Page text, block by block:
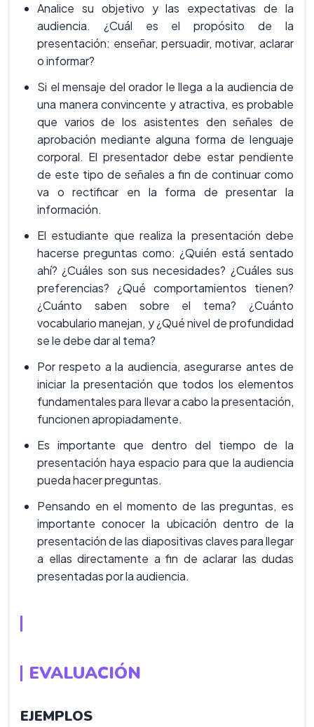
Analice su objetivo y las expectativas de la
audiencia. ¿Cuál es el propósito de la
presentación: enseñar, persuadir, motivar, aclarar
o informar?
Si el mensaje del orador le llega a la audiencia de
una manera convincente y atractiva, es probable
que varios de los asistentes den señales de
aprobación mediante alguna forma de lenguaje
corporal. El presentador debe estar pendiente
de este tipo de señales a fin de continuar como
va o rectificar en la forma de presentar la
información.
El estudiante que realiza la presentación debe
hacerse preguntas como: ¿Quién está sentado
ahí? ¿Cuáles son sus necesidades? ¿Cuáles sus
preferencias? ¿Qué comportamientos tienen?
¿Cuánto saben sobre el tema? ¿Cuánto
vocabulario manejan, y ¿Qué nivel de profundidad
se le debe dar al tema?
Por respeto a la audiencia, asegurarse antes de
iniciar la presentación que todos los elementos
fundamentales para llevar a cabo la presentación,
funcionen apropiadamente.
Es importante que dentro del tiempo de la
presentación haya espacio para que la audiencia
pueda hacer preguntas.
Pensando en el momento de las preguntas, es
importante conocer la ubicación dentro de la
presentación de las diapositivas claves para llegar
a ellas directamente a fin de aclarar las dudas
presentadas por la audiencia.
EVALUACIÓN
EJEMPLOS